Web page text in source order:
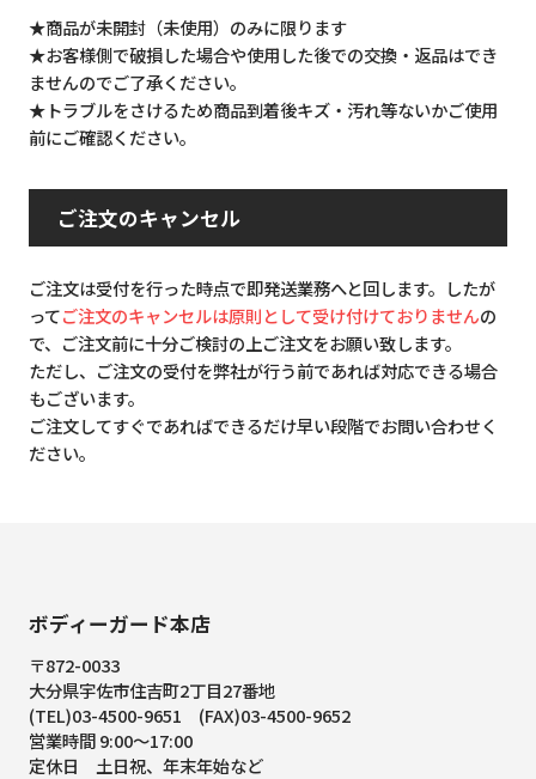
★商品が未開封（未使用）のみに限ります
★お客様側で破損した場合や使用した後での交換・返品はでき
ませんのでご了承ください。
★トラブルをさけるため商品到着後キズ・汚れ等ないかご使用
前にご確認ください。
ご注文のキャンセル
ご注文は受付を行った時点で即発送業務へと回します。したが
ってご注文のキャンセルは原則として受け付けておりませんの
で、ご注文前に十分ご検討の上ご注文をお願い致します。
ただし、ご注文の受付を弊社が行う前であれば対応できる場合
もございます。
ご注文してすぐであればできるだけ早い段階でお問い合わせく
ださい。
ボディーガード本店
〒872-0033
大分県宇佐市住吉町2丁目27番地
(TEL)03-4500-9651 (FAX)03-4500-9652
営業時間 9:00～17:00
定休日 土日祝、年末年始など